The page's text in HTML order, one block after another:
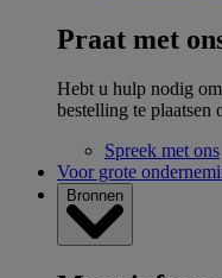
Praat met
Hebt u hulp nodig
bestelling te plaatsen
Spreek met ons
Voor grote
Bronnen